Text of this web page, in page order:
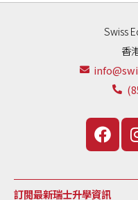
Swiss
香
訂閲最新瑞士升學資訊